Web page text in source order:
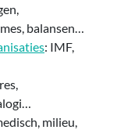
balansen…
: IMF,
milieu,